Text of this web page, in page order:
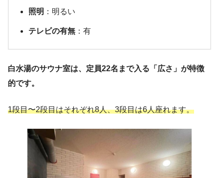
照明 ：明るい
テレビの有無 ：有
白水湯のサウナ室は、定員22名まで入る「広さ」が特徴
的です。
1段目〜2段目はそれぞれ8人、3段目は6人座れます。